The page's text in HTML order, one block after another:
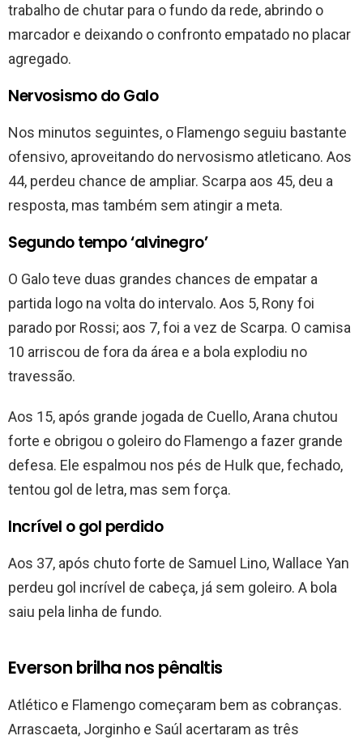
trabalho de chutar para o fundo da rede, abrindo o
marcador e deixando o confronto empatado no placar
agregado.
Nervosismo do Galo
Nos minutos seguintes, o Flamengo seguiu bastante
ofensivo, aproveitando do nervosismo atleticano. Aos
44, perdeu chance de ampliar. Scarpa aos 45, deu a
resposta, mas também sem atingir a meta.
Segundo tempo ‘alvinegro’
O Galo teve duas grandes chances de empatar a
partida logo na volta do intervalo. Aos 5, Rony foi
parado por Rossi; aos 7, foi a vez de Scarpa. O camisa
10 arriscou de fora da área e a bola explodiu no
travessão.
Aos 15, após grande jogada de Cuello, Arana chutou
forte e obrigou o goleiro do Flamengo a fazer grande
defesa. Ele espalmou nos pés de Hulk que, fechado,
tentou gol de letra, mas sem força.
Incrível o gol perdido
Aos 37, após chuto forte de Samuel Lino, Wallace Yan
perdeu gol incrível de cabeça, já sem goleiro. A bola
saiu pela linha de fundo.
Everson brilha nos pênaltis
Atlético e Flamengo começaram bem as cobranças.
Arrascaeta, Jorginho e Saúl acertaram as três